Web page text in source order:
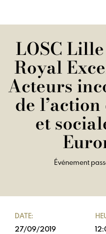
LOSC
Royal
Acteurs
de
et
Événement
DATE:
27/09/2019